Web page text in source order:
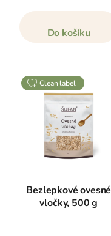
Do košíku
clean label
Bezlepkové ovesné
vločky, 500 g